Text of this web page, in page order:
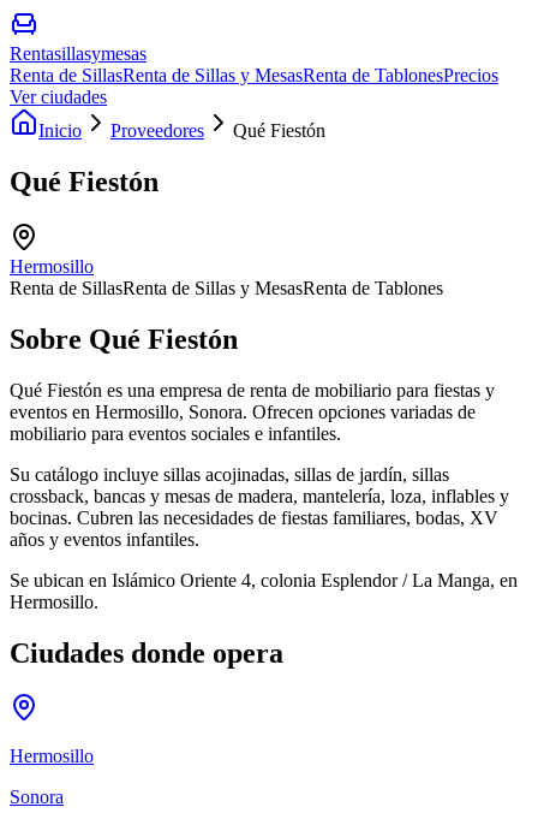
Rentasillasymesas
Renta de SillasRenta de Sillas y MesasRenta de TablonesPrecios
Ver ciudades
Inicio
Proveedores Qué Fiestón
Qué Fiestón
Hermosillo
Renta de SillasRenta de Sillas y MesasRenta de Tablones
Sobre Qué Fiestón
Qué Fiestón es una empresa de renta de mobiliario para fiestas y
eventos en Hermosillo, Sonora. Ofrecen opciones variadas de
mobiliario para eventos sociales e infantiles.
Su catálogo incluye sillas acojinadas, sillas de jardín, sillas
crossback, bancas y mesas de madera, mantelería, loza, inflables y
bocinas. Cubren las necesidades de fiestas familiares, bodas, XV
años y eventos infantiles.
Se ubican en Islámico Oriente 4, colonia Esplendor / La Manga, en
Hermosillo.
Ciudades donde opera
Hermosillo
Sonora